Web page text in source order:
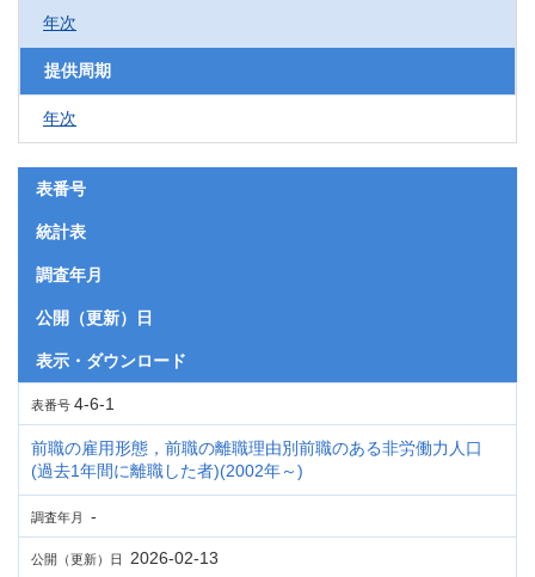
年次
提供周期
年次
表番号
統計表
調査年月
公開（更新）日
表示・ダウンロード
表番号 4-6-1
前職の雇用形態，前職の離職理由別前職のある非労働力人口
(過去1年間に離職した者)(2002年～)
調査年月 -
公開（更新）日 2026-02-13